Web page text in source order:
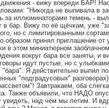
движения - вижу впереди БАР!
"Никогда не выпивала в
за иллюминаторами темень -
бар. Вижу по её щёчкам, уже
но с лимитированными
образом принял приглашение от
в этом миниатюрном
вокруг бара все заняты, и
идут пустые, но с
"бара". Я действительно выпил
"подградусовых"
Завтракаем, оба
Также объявили, что НАДО
над чем мы летим. И